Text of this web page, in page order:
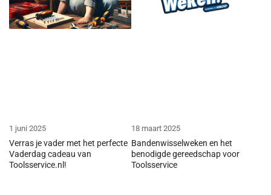
1 juni 2025
Verras je vader met het perfecte
Vaderdag cadeau van
Toolsservice.nl!
18 maart 2025
Bandenwisselweken en het
benodigde gereedschap voor
Toolsservice